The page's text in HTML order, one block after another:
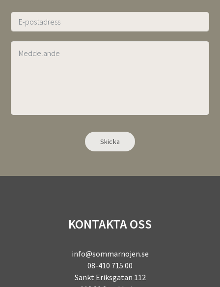
KONTAKTA OSS
info@sommarnojen.se
08-410 715 00
Sankt Eriksgatan 112